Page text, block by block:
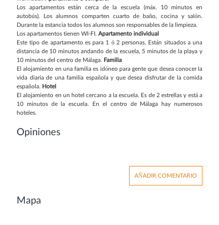
Los apartamentos están cerca de la escuela (máx. 10 minutos en
autobús). Los alumnos comparten cuarto de baño, cocina y salón.
Durante la estancia todos los alumnos son responsables de la limpieza.
Los apartamentos tienen WI-FI. Apartamento individual
Este tipo de apartamento es para 1 ó 2 personas. Están situados a una
distancia de 10 minutos andando de la escuela, 5 minutos de la playa y
10 minutos del centro de Málaga. Familia
El alojamiento en una familia es idóneo para gente que desea conocer la
vida diaria de una familia española y que desea disfrutar de la comida
española. Hotel
El alojamiento en un hotel cercano a la escuela. Es de 2 estrellas y está a
10 minutos de la escuela. En el centro de Málaga hay numerosos
hoteles.
Opiniones
AÑADIR COMENTARIO
Mapa